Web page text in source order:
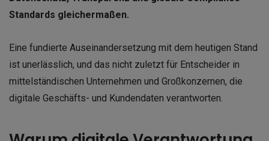
Standards gleichermaßen.
Eine fundierte Auseinandersetzung mit dem heutigen Stand
ist unerlässlich, und das nicht zuletzt für Entscheider in
mittelständischen Unternehmen und Großkonzernen, die
digitale Geschäfts- und Kundendaten verantworten.